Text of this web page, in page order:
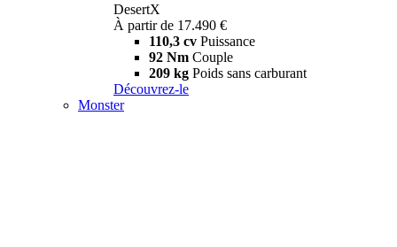
DesertX
À partir de 17.490 €
110,3 cv Puissance
92 Nm Couple
209 kg Poids sans carburant
Découvrez-le
Monster